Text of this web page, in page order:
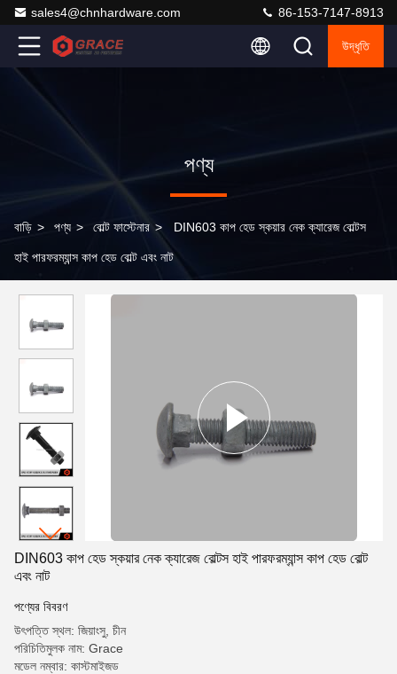
sales4@chnhardware.com 86-153-7147-8913
উদ্ধৃতি
পণ্য
বাড়ি > পণ্য > বোল্ট ফাস্টেনার > DIN603 কাপ হেড স্কয়ার নেক ক্যারেজ বোল্টস
হাই পারফরম্যান্স কাপ হেড বোল্ট এবং নাট
DIN603 কাপ হেড স্কয়ার নেক ক্যারেজ বোল্টস হাই পারফরম্যান্স কাপ হেড বোল্ট
এবং নাট
পণ্যের বিবরণ
উৎপত্তি স্থল: জিয়াংসু, চীন
পরিচিতিমুলক নাম: Grace
মডেল নম্বার: কাস্টমাইজড